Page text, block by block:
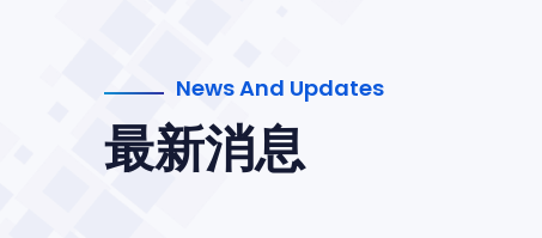
News And Updates
最新消息